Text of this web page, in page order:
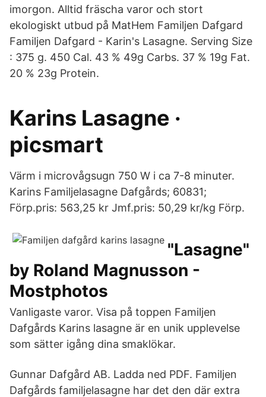
imorgon. Alltid fräscha varor och stort
ekologiskt utbud på MatHem Familjen Dafgard
Familjen Dafgard - Karin's Lasagne. Serving Size
: 375 g. 450 Cal. 43 % 49g Carbs. 37 % 19g Fat.
20 % 23g Protein.
Karins Lasagne ·
picsmart
Värm i microvågsugn 750 W i ca 7-8 minuter.
Karins Familjelasagne Dafgårds; 60831;
Förp.pris: 563,25 kr Jmf.pris: 50,29 kr/kg Förp.
"Lasagne"
by Roland Magnusson -
Mostphotos
Vanligaste varor. Visa på toppen Familjen
Dafgårds Karins lasagne är en unik upplevelse
som sätter igång dina smaklökar.
Gunnar Dafgård AB. Ladda ned PDF. Familjen
Dafgårds familjelasagne har det den där extra